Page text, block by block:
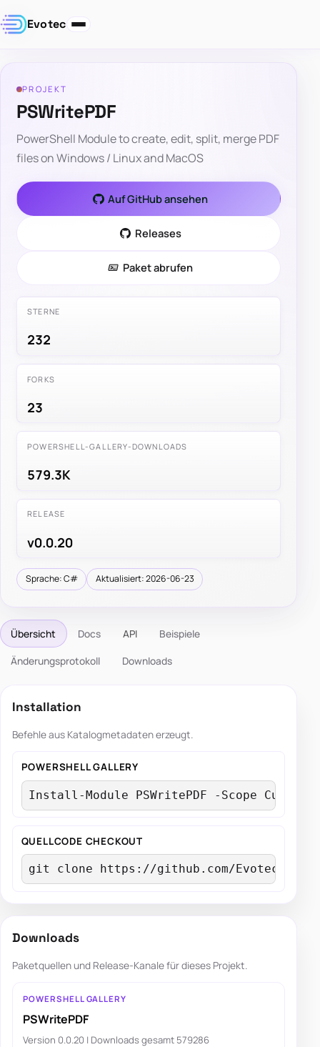
Evotec
PROJEKT
PSWritePDF
PowerShell Module to create, edit, split, merge PDF
files on Windows / Linux and MacOS
Auf GitHub ansehen
Releases
Paket abrufen
STERNE
232
FORKS
23
POWERSHELL-GALLERY-DOWNLOADS
579.3K
RELEASE
v0.0.20
Sprache: C# Aktualisiert: 2026-06-23
Übersicht Docs API Beispiele
Änderungsprotokoll Downloads
Installation
Befehle aus Katalogmetadaten erzeugt.
POWERSHELL GALLERY
Install-Module PSWritePDF -Scope
QUELLCODE CHECKOUT
git clone https://github.com/EvotecIT/
Downloads
Paketquellen und Release-Kanale für dieses Projekt.
POWERSHELL GALLERY
PSWritePDF
Version 0.0.20 | Downloads gesamt 579286